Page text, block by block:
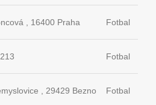
, 16400 Praha Fotbal
Fotbal
, 29429 Bezno Fotbal